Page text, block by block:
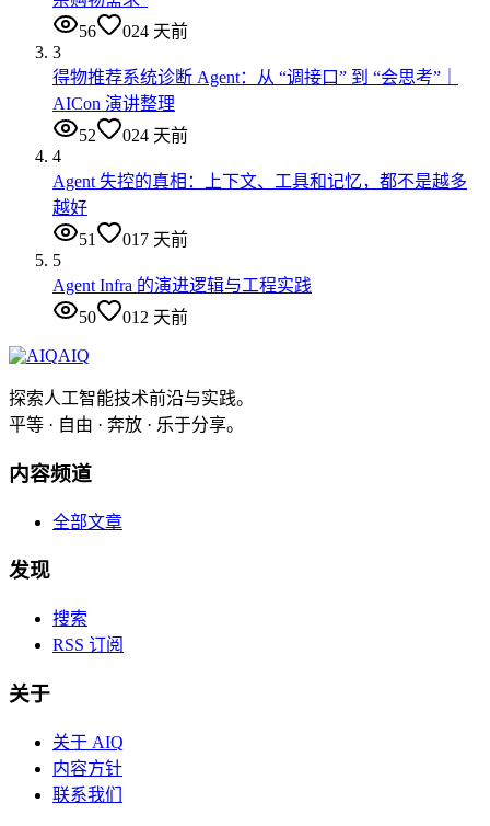
56
024 天前
3
得物推荐系统诊断 Agent：从 “调接口” 到 “会思考”｜
AICon 演讲整理
52
024 天前
4
Agent 失控的真相：上下文、工具和记忆，都不是越多
越好
51
017 天前
5
Agent Infra 的演进逻辑与工程实践
50
012 天前
AIQ
探索人工智能技术前沿与实践。
平等 · 自由 · 奔放 · 乐于分享。
内容频道
全部文章
发现
搜索
RSS 订阅
关于
关于 AIQ
内容方针
联系我们